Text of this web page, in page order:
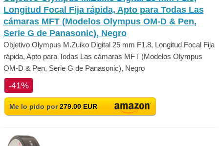
Longitud Focal Fija rápida, Apto para Todas Las
cámaras MFT (Modelos Olympus OM-D & Pen,
Serie G de Panasonic), Negro
Objetivo Olympus M.Zuiko Digital 25 mm F1.8, Longitud Focal Fija
rápida, Apto para Todas Las cámaras MFT (Modelos Olympus
OM-D & Pen, Serie G de Panasonic), Negro
-41%
Me lo pido por279.00 EUR